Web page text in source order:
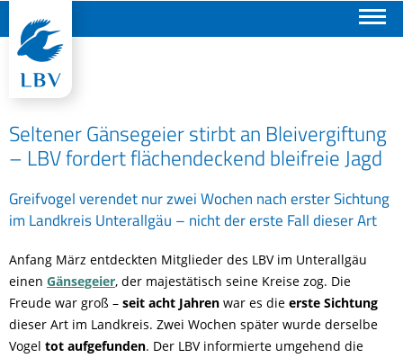
Seltener Gänsegeier stirbt an Bleivergiftung
– LBV fordert flächendeckend bleifreie Jagd
Greifvogel verendet nur zwei Wochen nach erster Sichtung
im Landkreis Unterallgäu – nicht der erste Fall dieser Art
Anfang März entdeckten Mitglieder des LBV im Unterallgäu
einen Gänsegeier, der majestätisch seine Kreise zog. Die
Freude war groß – seit acht Jahren war es die erste Sichtung
dieser Art im Landkreis. Zwei Wochen später wurde derselbe
Vogel tot aufgefunden. Der LBV informierte umgehend die